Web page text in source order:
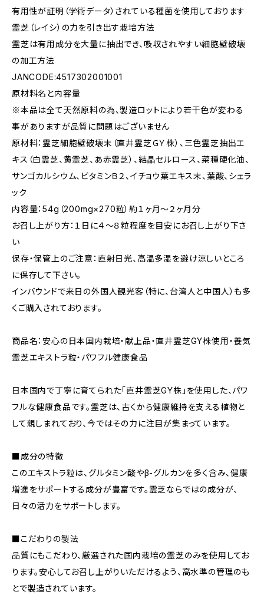
有用性が証明（学術データ）されている種菌を使用しております
霊芝（レイシ）の力を引き出す栽培方法
霊芝は有用成分を大量に抽出でき、吸収されやすい細胞壁破壊
の加工方法
JANCODE:4517302001001
原材料名と内容量
※本品は全て天然原料の為、製造ロットにより若干色が変わる
事がありますが品質に問題はございません
原材料：霊芝細胞壁破壊末（直井霊芝ＧＹ株）、三色霊芝抽出エ
キス（白霊芝、黄霊芝、あ赤霊芝）、結晶セルロース、菜種硬化油、
サンゴカルシウム、ビタミンＢ２、イチョウ葉エキス末、葉酸、シェラ
ック
内容量：54g（200mg×270粒）約１ヶ月～２ヶ月分
お召し上がり方：１日に４～８粒程度を目安にお召し上がり下さ
い
保存・保管上のご注意：直射日光、高温多湿を避け涼しいところ
に保存して下さい。
インバウンドで来日の外国人観光客（特に、台湾人と中国人）も多
くご購入されております。
商品名：安心の日本国内栽培・献上品・直井霊芝GY株使用・養気
霊芝エキストラ粒・パワフル健康食品
日本国内で丁寧に育てられた「直井霊芝GY株」を使用した、パワ
フルな健康食品です。霊芝は、古くから健康維持を支える植物と
して親しまれており、今ではその力に注目が集まっています。
■成分の特徴
このエキストラ粒は、グルタミン酸やβ-グルカンを多く含み、健康
増進をサポートする成分が豊富です。霊芝ならではの成分が、
日々の活力をサポートします。
■こだわりの製法
品質にもこだわり、厳選された国内栽培の霊芝のみを使用してお
ります。安心してお召し上がりいただけるよう、高水準の管理のも
とで製造されています。